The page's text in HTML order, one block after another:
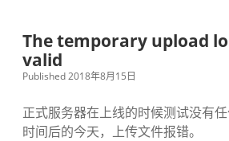
The temporary upload
valid
Published 2018年8月15日
正式服务器在上线的时候测试没有
时间后的今天，上传文件报错。